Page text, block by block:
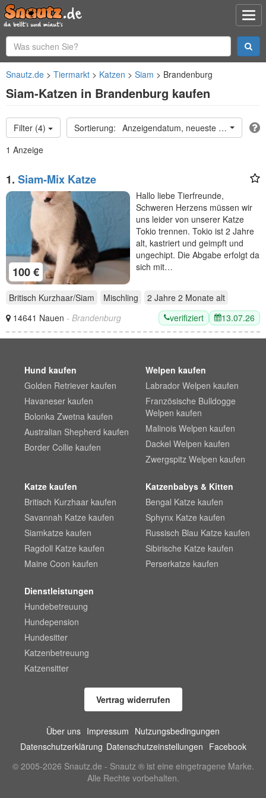
Snautz.de Tiermarkt Katzen Siam Brandenburg
Siam-Katzen in Brandenburg kaufen
Filter (4)
Anzeigendatum, neueste oben
1 Anzeige
1. Siam-Mix Katze
100 €
Hallo liebe Tierfreunde,
Schweren Herzens müssen wir
uns leider von unserer Katze
Tokio trennen. Tokio ist 2 Jahre
alt, kastriert und geimpft und
ungechipt. Die Abgabe erfolgt da
sich mit…
Britisch Kurzhaar/Siam Mischling 2 Jahre 2 Monate alt
14641 Nauen - Brandenburg verifiziert 13.07.26
Hund kaufen
Golden Retriever kaufen
Havaneser kaufen
Bolonka Zwetna kaufen
Australian Shepherd kaufen
Border Collie kaufen
Welpen kaufen
Labrador Welpen kaufen
Französische Bulldogge
Welpen kaufen
Malinois Welpen kaufen
Dackel Welpen kaufen
Zwergspitz Welpen kaufen
Katze kaufen
Britisch Kurzhaar kaufen
Savannah Katze kaufen
Siamkatze kaufen
Ragdoll Katze kaufen
Maine Coon kaufen
Katzenbabys & Kitten
Bengal Katze kaufen
Sphynx Katze kaufen
Russisch Blau Katze kaufen
Sibirische Katze kaufen
Perserkatze kaufen
Dienstleistungen
Hundebetreuung
Hundepension
Hundesitter
Katzenbetreuung
Katzensitter
Vertrag widerrufen
Über uns Impressum Nutzungsbedingungen
Datenschutzerklärung Datenschutzeinstellungen Facebook
© 2005-2026 Snautz.de - Snautz ® ist eine eingetragene Marke.
Alle Rechte vorbehalten.